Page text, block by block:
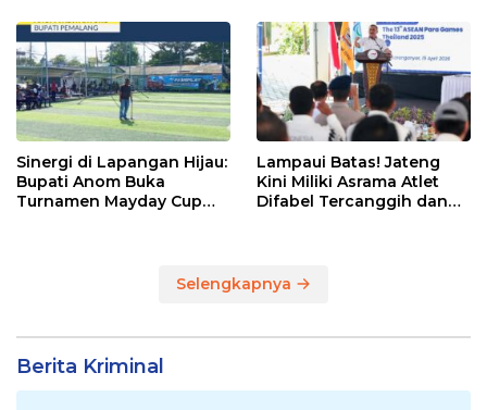
Sinergi di Lapangan Hijau:
Bupati Anom Buka
Turnamen Mayday Cup
Lampaui Batas! Jateng
Kini Miliki Asrama Atlet
Difabel Tercanggih dan
Selengkapnya
Berita Kriminal